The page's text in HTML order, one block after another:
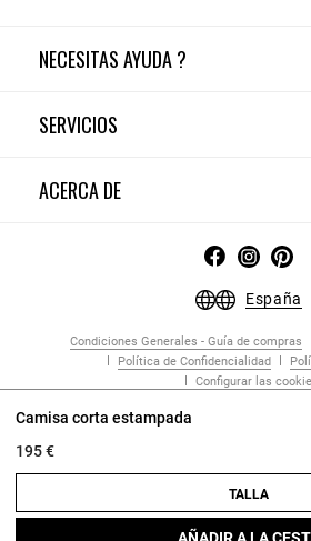
Camisa corta estampada
195 €
TALLA
AÑADIR A LA
NECESITAS AYUDA ?
SERVICIOS
ACERCA DE
España
Condiciones Generales - Guía de compras
Política de Confidencialidad
Configurar las
Copyright © 2026 Claudie Pierlot. Todos los